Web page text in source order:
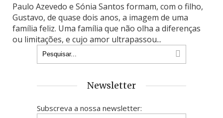
Paulo Azevedo e Sónia Santos formam, com o filho,
Gustavo, de quase dois anos, a imagem de uma
família feliz. Uma família que não olha a diferenças
ou limitações, e cujo amor ultrapassou...
Newsletter
Subscreva a nossa newsletter: